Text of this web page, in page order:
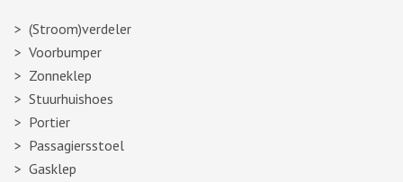
(Stroom)verdeler
Voorbumper
Zonneklep
Stuurhuishoes
Portier
Passagiersstoel
Gasklep